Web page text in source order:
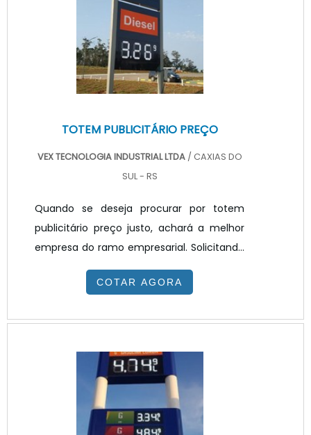
TOTEM PUBLICITÁRIO PREÇO
VEX TECNOLOGIA INDUSTRIAL LTDA / CAXIAS DO
SUL - RS
Quando se deseja procurar por totem
publicitário preço justo, achará a melhor
empresa do ramo empresarial. Solicitando
um orçamento na melhor empresa do
segmento e encontrando a melhor em
interesse é por totem publicitário preço
Tecnologia poderá encontrar ótima
qualidade com resolução de problemas
por meio de soluções inovadoras.TOTEM
PUBLICITÁRIO PREÇO JUSTO E ACESSÍV...
COTAR AGORA